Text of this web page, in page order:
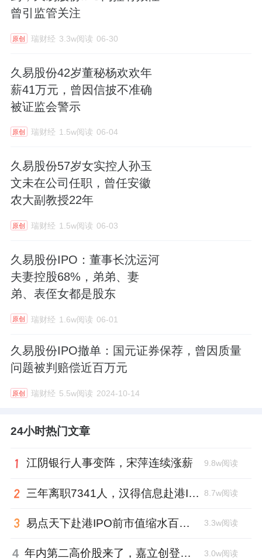
曾引监管关注
原创 瑞财经 3.3w阅读 06-30
久易股份42岁董秘杨欢欢年
薪41万元，曾因信披不准确
被证监会警示
原创 瑞财经 1.5w阅读 06-04
久易股份57岁女实控人孙玉
文未在公司任职，曾任安徽
农大副教授22年
原创 瑞财经 1.5w阅读 06-03
久易股份IPO：董事长沈运河
夫妻控股68%，弟弟、妻
弟、表侄女都是股东
原创 瑞财经 1.6w阅读 06-01
久易股份IPO撤单：国元证券保荐，曾因质量
问题被判赔偿近百万元
原创 瑞财经 5.5w阅读 2024-10-14
24小时热门文章
江阴银行人事变阵，宋萍连续涨薪 9.8w阅读
三年离职7341人，汉得信息赴港IPO前欠缴社保1.55亿元 8.7w阅读
易点天下赴港IPO前市值缩水百亿，邹小武和创业伙伴收割了10亿 3.3w阅读
4 年内第二高价股来了，嘉立创登陆深交所开盘涨超177%、总市值1300亿元 3.0w阅读